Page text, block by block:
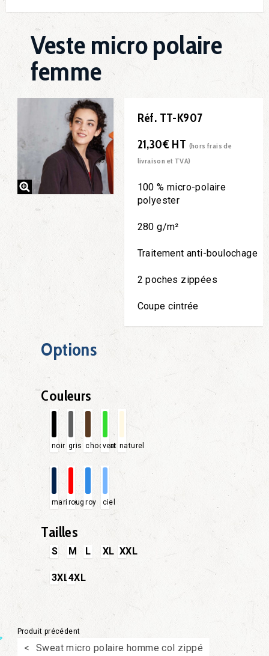
Veste micro polaire
femme
Réf. TT-K907
21,30€ HT (hors frais de
livraison et TVA)
100 % micro-polaire
polyester
280 g/m²
Traitement anti-boulochage
2 poches zippées
Coupe cintrée
Options
Couleurs
noir gris chocolat
vert naturel
marinerougeroy ciel
Tailles
S M L XL XXL
3XL4XL
Produit précédent
Sweat micro polaire homme col zippé